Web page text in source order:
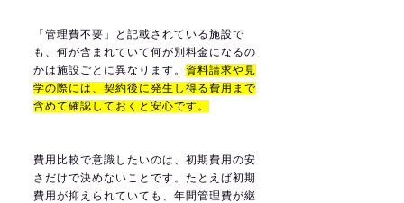
「管理費不要」と記載されている施設で
も、何が含まれていて何が別料金になるの
かは施設ごとに異なります。 資料請求や見
学の際には、契約後に発生し得る費用まで
含めて確認しておくと安心です。
費用比較で意識したいのは、初期費用の安
さだけで決めないことです。たとえば初期
費用が抑えられていても、年間管理費が継